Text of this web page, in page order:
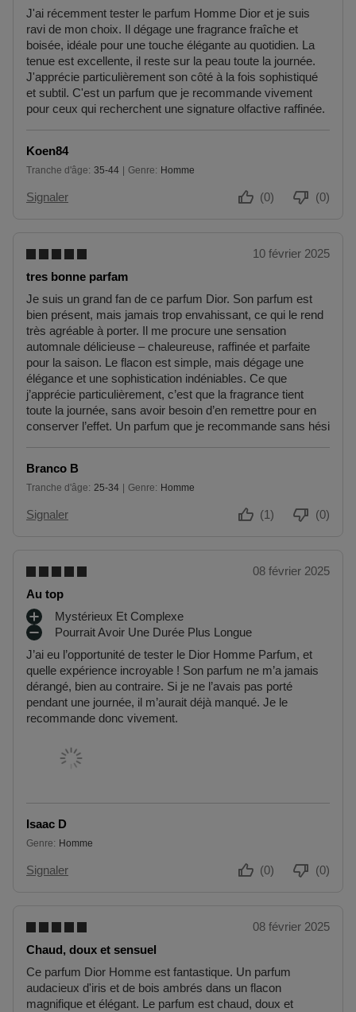
J'ai récemment tester le parfum Homme Dior et je suis
ravi de mon choix. Il dégage une fragrance fraîche et
boisée, idéale pour une touche élégante au quotidien. La
tenue est excellente, il reste sur la peau toute la journée.
J'apprécie particulièrement son côté à la fois sophistiqué
et subtil. C'est un parfum que je recommande vivement
pour ceux qui recherchent une signature olfactive raffinée.
Koen84
Tranche d'âge
De 35 à 44 35-44 Genre Homme
Signaler (0)
(0)
10 février 2025
tres bonne parfam
Je suis un grand fan de ce parfum Dior. Son parfum est
bien présent, mais jamais trop envahissant, ce qui le rend
très agréable à porter. Il me procure une sensation
automnale délicieuse – chaleureuse, raffinée et parfaite
pour la saison. Le flacon est simple, mais dégage une
élégance et une sophistication indéniables. Ce que
j’apprécie particulièrement, c’est que la fragrance tient
toute la journée, sans avoir besoin d’en remettre pour en
conserver l’effet. Un parfum que je recommande sans hési
Branco B
Tranche d'âge
De 25 à 34 25-34 Genre Homme
Signaler (0)
(1)
08 février 2025
Au top
J’ai eu l’opportunité de tester le Dior Homme Parfum, et
quelle expérience incroyable ! Son parfum ne m’a jamais
dérangé, bien au contraire. Si je ne l’avais pas porté
pendant une journée, il m’aurait déjà manqué. Je le
recommande donc vivement.
A
V
A
N
T
A
G
Mystérieux Et Complexe
I
N
C
O
N
V
S
Pourrait Avoir Une Durée Plus Longue
Isaac D
Genre Homme
Signaler (0)
(0)
08 février 2025
Chaud, doux et sensuel
Ce parfum Dior Homme est fantastique. Un parfum
audacieux d'iris et de bois ambrés dans un flacon
magnifique et élégant. Le parfum est chaud, doux et